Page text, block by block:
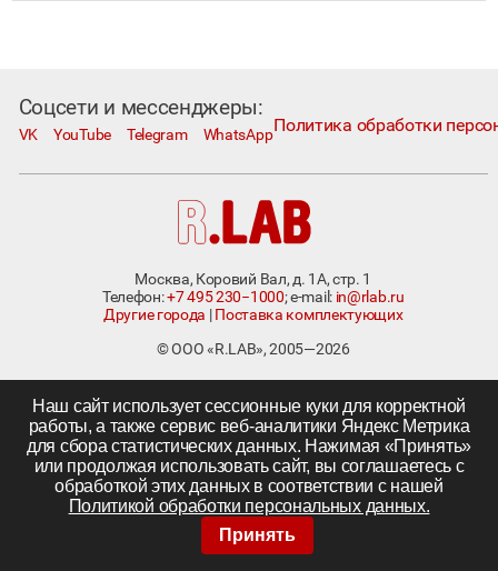
Соцсети и мессенджеры:
VK YouTube Telegram WhatsAppПолитика обработки
Москва, Коровий Вал, д. 1А, стр. 1
Телефон:+7 495 230−1000; e-mail: in@rlab.ru
Другие города |Поставка комплектующих
©ООО «R.LAB», 2005—2026
Наш сайт использует сессионные куки для корректной
работы, а также сервис веб-аналитики Яндекс Метрика
для сбора статистических данных. Нажимая «Принять»
или продолжая использовать сайт, вы соглашаетесь с
обработкой этих данных в соответствии с нашей
Политикой обработки персональных данных.
Принять